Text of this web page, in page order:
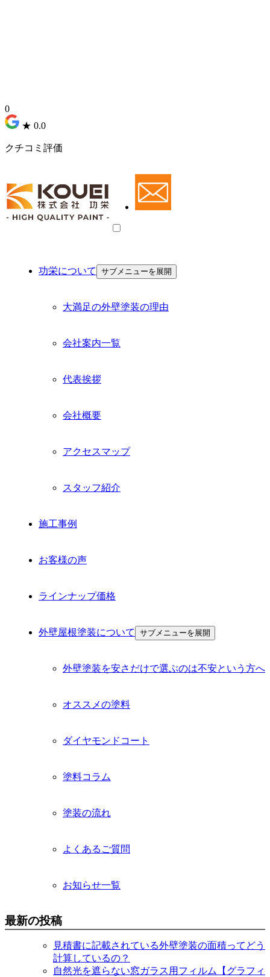
0
★ 0.0
クチコミ評価
功栄について サブメニューを展開
大満足の外壁塗装の理由
会社案内一覧
代表挨拶
会社概要
アクセスマップ
スタッフ紹介
施工事例
お客様の声
ラインナップ価格
外壁屋根塗装について サブメニューを展開
外壁塗装を安さだけで選ぶのは不安という方へ
オススメの塗料
ダイヤモンドコート
塗料コラム
塗装の流れ
よくあるご質問
お知らせ一覧
最新の投稿
見積書に記載されている外壁塗装の面積ってどう
計算しているの？
自然光を遮らない窓ガラス用フィルム【グラフィ